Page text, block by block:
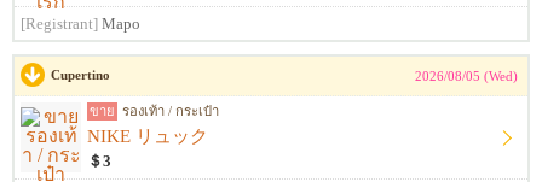
[Registrant] Mapo
Cupertino 2026/08/05 (Wed)
ขาย รองเท้า / กระเป๋า
NIKE リュック
＄3